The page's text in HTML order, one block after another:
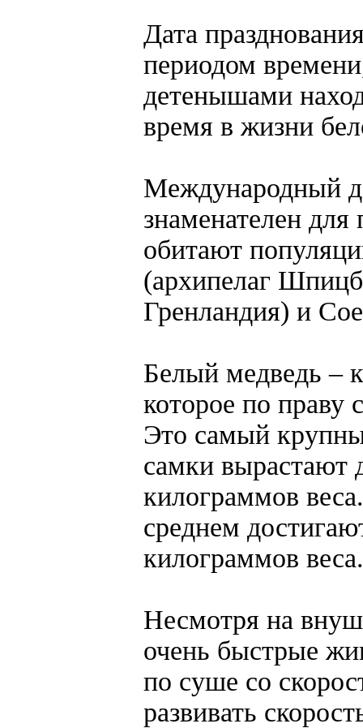
Дата
периодом
детенышами
время в жизни
Международный
знаменателен
обитают
(архипелаг
Гренландия) и
Белый медведь –
которое по
Это самый
самки вырастают
килограммов
среднем
килограммов веса.
Несмотря на
очень быстрые
по суше со
развивать